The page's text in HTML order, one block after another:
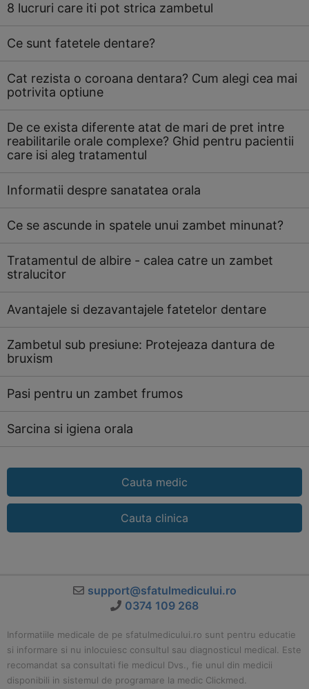
8 lucruri care iti pot strica zambetul
Ce sunt fatetele dentare?
Cat rezista o coroana dentara? Cum alegi cea mai
potrivita optiune
De ce exista diferente atat de mari de pret intre
reabilitarile orale complexe? Ghid pentru pacientii
care isi aleg tratamentul
Informatii despre sanatatea orala
Ce se ascunde in spatele unui zambet minunat?
Tratamentul de albire - calea catre un zambet
stralucitor
Avantajele si dezavantajele fatetelor dentare
Zambetul sub presiune: Protejeaza dantura de
bruxism
Pasi pentru un zambet frumos
Sarcina si igiena orala
Cauta medic
Cauta clinica
support@sfatulmedicului.ro
0374 109 268
Informatiile medicale de pe sfatulmedicului.ro sunt pentru educatie
si informare si nu inlocuiesc consultul sau diagnosticul medical. Este
recomandat sa consultati fie medicul Dvs., fie unul din medicii
disponibili in sistemul de programare la medic Clickmed.